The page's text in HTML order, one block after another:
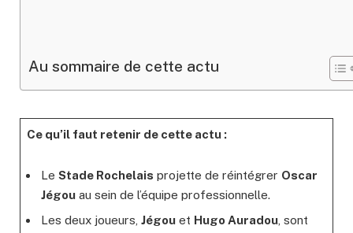
Au sommaire de cette actu
Ce qu’il faut retenir de cette actu :
Le Stade Rochelais projette de réintégrer Oscar
Jégouau sein de l’équipe professionnelle.
Les deux joueurs, Jégouet Hugo Auradou, sont